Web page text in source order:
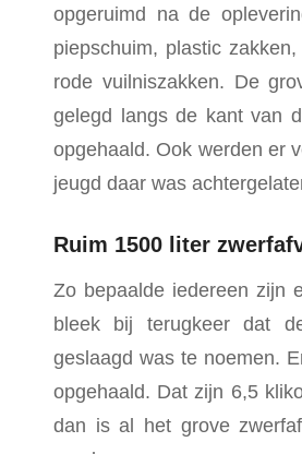
opgeruimd na de
piepschuim, plastic
rode vuilniszakken. De
gelegd langs de kant van
opgehaald. Ook werden er
jeugd daar was
Ruim 1500 liter
Zo bepaalde iedereen zijn
bleek bij terugkeer dat
geslaagd was te noemen.
opgehaald. Dat zijn 6,5
dan is al het grove